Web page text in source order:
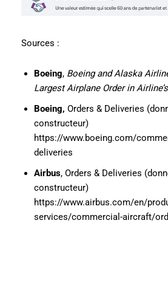
Sources :
Boeing, Boeing and Alaska
Largest Airplane Order in
Boeing, Orders & Deliveries
constructeur)
https://www.boeing.com/
deliveries
Airbus, Orders & Deliveries
constructeur)
https://www.airbus.com/en/
services/commercial-aircraft/